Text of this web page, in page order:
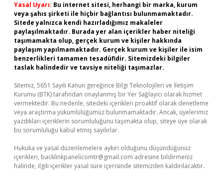
Yasal Uyarı: Bu internet sitesi, herhangi bir marka, kurum
veya şahıs şirketi ile hiçbir bağlantısı bulunmamaktadır.
Sitede yalnızca kendi hazırladığımız makaleler
paylaşılmaktadır. Burada yer alan içerikler haber niteliği
taşımamakta olup, gerçek kurum ve kişiler hakkında
paylaşım yapılmamaktadır. Gerçek kurum ve kişiler ile isim
benzerlikleri tamamen tesadüfidir. Sitemizdeki bilgiler
taslak halindedir ve tavsiye niteliği taşımazlar.
Sitemiz, 5651 Sayılı Kanun gereğince Bilgi Teknolojileri ve İletişim
Kurumu (BTK) tarafından onaylanmış bir Yer Sağlayıcı olarak hizmet
vermektedir. Bu nedenle, sitedeki içerikleri proaktif olarak denetleme
veya araştırma yükümlülüğümüz bulunmamaktadır. Ancak, üyelerimiz
yazdıkları içeriklerin sorumluluğunu taşımakta olup, siteye üye olarak
bu sorumluluğu kabul etmiş sayılırlar.
Hukuka ve yasal düzenlemelere aykırı olduğunu düşündüğünüz
içerikleri, backlinkpanelicomtr@gmail.com adresine bildirmeniz
halinde, ilgili içerikler yasal süre içerisinde sitemizden kaldırılacaktır.